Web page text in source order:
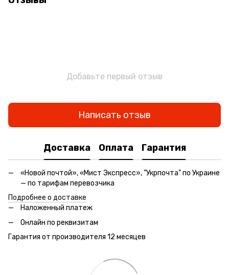
Добавьте первый отзыв
Написать отзыв
Доставка Оплата Гарантия
«Новой почтой», «Мист Экспресс», "Укрпочта" по Украине
— по тарифам перевозчика
Подробнее о доставке
Наложенный платеж
Онлайн по реквизитам
Гарантия от производителя 12 месяцев